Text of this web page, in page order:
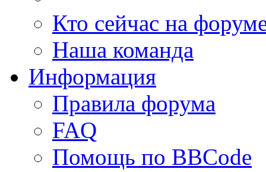
Кто сейчас на
Наша команда
Информация
Правила форума
FAQ
Помощь по BBCode